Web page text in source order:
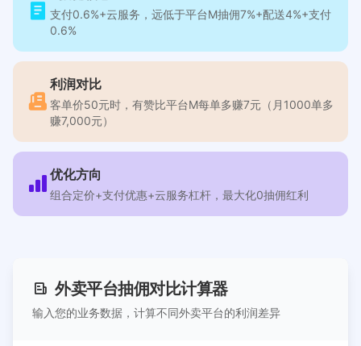
支付0.6%+云服务，远低于平台M抽佣7%+配送4%+支付
0.6%
利润对比
客单价50元时，有赞比平台M每单多赚7元（月1000单多
赚7,000元）
优化方向
组合定价+支付优惠+云服务杠杆，最大化0抽佣红利
外卖平台抽佣对比计算器
输入您的业务数据，计算不同外卖平台的利润差异